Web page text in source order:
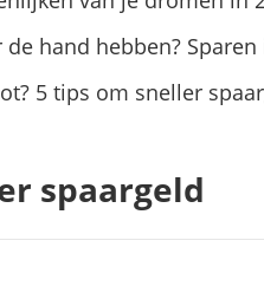
hand hebben?
5 tips om sneller
spaargeld